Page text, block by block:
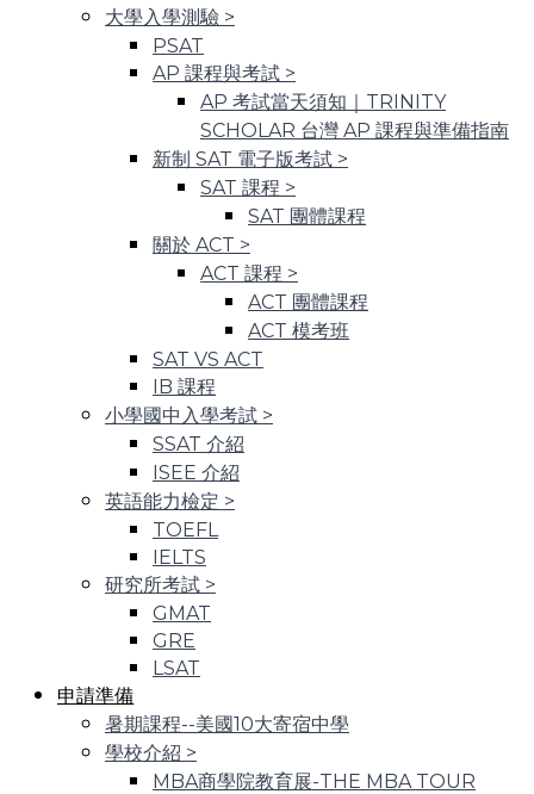
大學入學測驗 >
PSAT
AP 課程與考試 >
AP 考試當天須知｜TRINITY
SCHOLAR 台灣 AP 課程與準備指南
新制 SAT 電子版考試 >
SAT 課程 >
SAT 團體課程
關於 ACT >
ACT 課程 >
ACT 團體課程
ACT 模考班
SAT VS ACT
IB 課程
小學國中入學考試 >
SSAT 介紹
ISEE 介紹
英語能力檢定 >
TOEFL
IELTS
研究所考試 >
GMAT
GRE
LSAT
申請準備
暑期課程--美國10大寄宿中學
學校介紹 >
MBA商學院教育展-THE MBA TOUR